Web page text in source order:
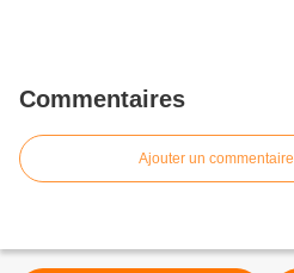
Commentaires
Ajouter un commentaire